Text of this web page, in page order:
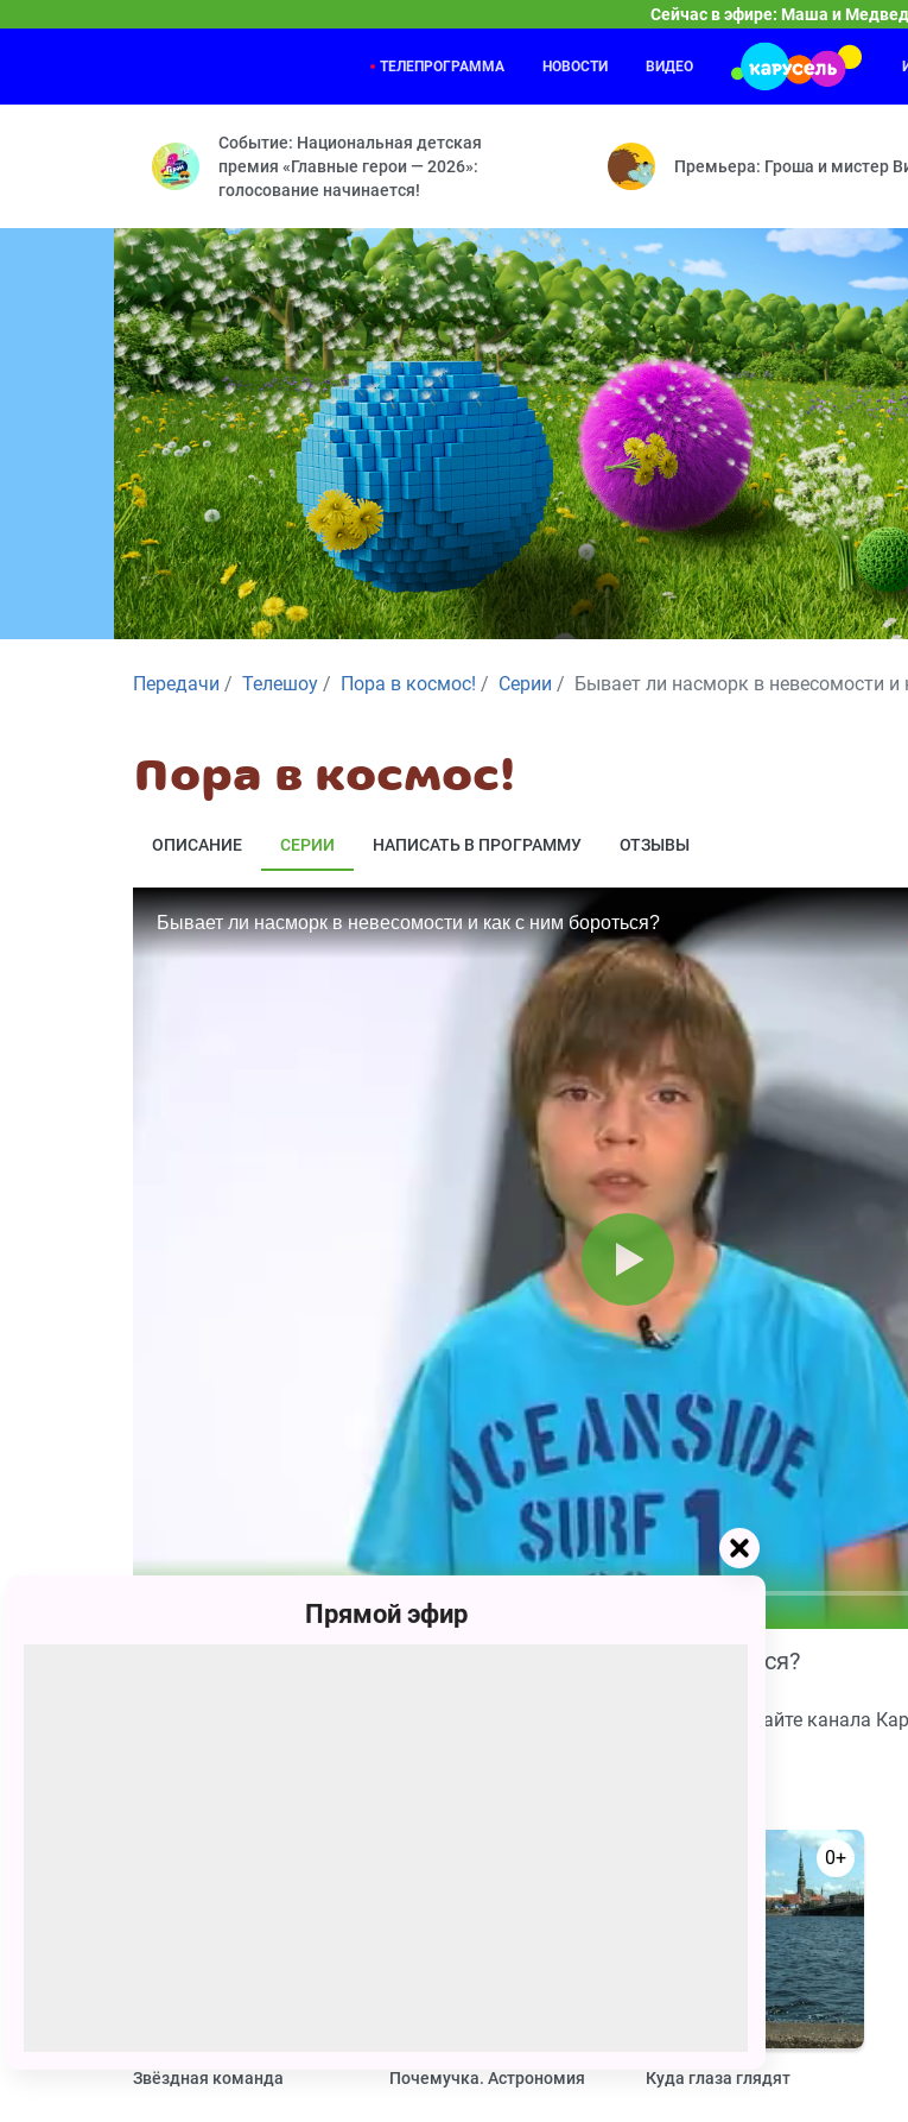
Сейчас в эфире: Маша и
Маша и Медведь
У страха глаза велики — Добро пожаловать в «Гранд уютъ» — Ты ж моя лапочка — А
Лунтик
Ритм — Игра — Карта —
ТЕЛЕПРОГРАММА НОВОСТИ ВИДЕО
Событие: Национальная детская
премия «Главные герои — 2026»:
голосование начинается!
Премьера: Гроша и мистер
Передачи Телешоу Пора в космос! Серии Бывает ли насморк в невесомости и
Пора в космос!
ОПИСАНИЕ СЕРИИ НАПИСАТЬ В ПРОГРАММУ ОТЗЫВЫ
Бывает ли насморк в невесомости и как с ним бороться?
Смотрите Телешоу Пора в космос! бесплатно в хорошем качестве на сайте канала
Звёздная команда Почемучка. Астрономия
0+
Куда глаза глядят
Прямой эфир